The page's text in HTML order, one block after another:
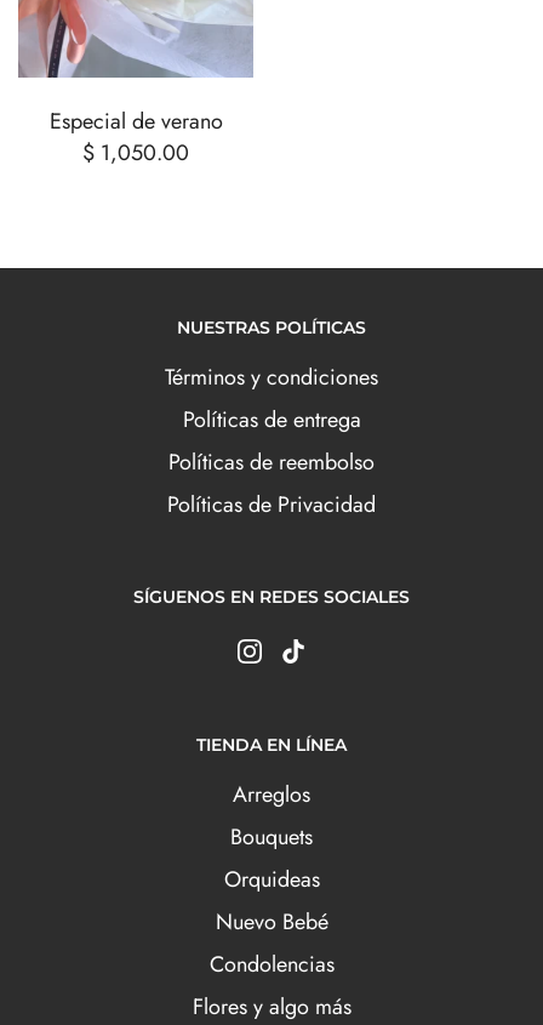
Especial de verano
$ 1,050.00
NUESTRAS POLÍTICAS
Términos y condiciones
Políticas de entrega
Políticas de reembolso
Políticas de Privacidad
SÍGUENOS EN REDES SOCIALES
TIENDA EN LÍNEA
Arreglos
Bouquets
Orquideas
Nuevo Bebé
Condolencias
Flores y algo más